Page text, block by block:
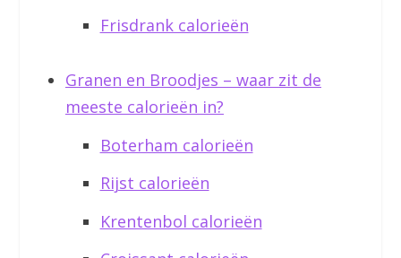
Frisdrank calorieën
Granen en Broodjes – waar zit de
meeste calorieën in?
Boterham calorieën
Rijst calorieën
Krentenbol calorieën